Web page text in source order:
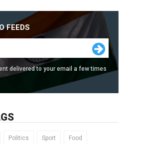
FEEDS
delivered to your email a few times
Politics Sport Food